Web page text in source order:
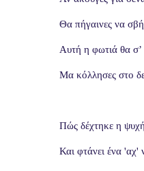
Θα πήγαινες να
Αυτή η φωτιά θα
Μα κόλλησες στο
Πώς δέχτηκε η
Και φτάνει ένα 'αχ'